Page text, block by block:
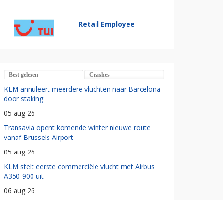
Retail Employee
Best gelezen Crashes
KLM annuleert meerdere vluchten naar Barcelona
door staking
05 aug 26
Transavia opent komende winter nieuwe route
vanaf Brussels Airport
05 aug 26
KLM stelt eerste commerciële vlucht met Airbus
A350-900 uit
06 aug 26